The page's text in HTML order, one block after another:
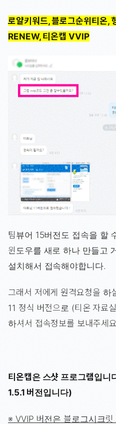
로얄키워드, 블로그순위티온,
RENEW, 티온캡 VVIP
팀뷰어 15버전도 접속을 할
윈도우를 새로 하나 만들고
설치해서 접속해야합니다.
그래서 저에게 원격요청을 하
11 정식 버전으로 (티온 자료
하셔서 접속정보를 보내주세
티온캡은 스샷 프로그램입니
1.5.1 버전입니다)
※ VVIP 버전은 블로그시크릿